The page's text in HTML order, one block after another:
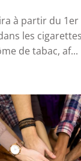
à partir du
les
de tabac, af...